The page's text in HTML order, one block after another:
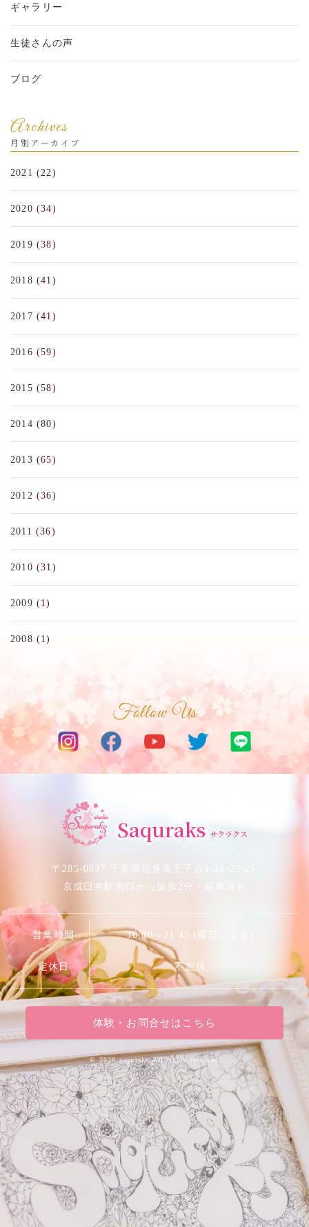
ギャラリー
生徒さんの声
ブログ
Archives
月別アーカイブ
2021 (22)
2020 (34)
2019 (38)
2018 (41)
2017 (41)
2016 (59)
2015 (58)
2014 (80)
2013 (65)
2012 (36)
2011 (36)
2010 (31)
2009 (1)
2008 (1)
Follow Us
Saquraks サクラクス
〒285-0837 千葉県佐倉市王子台1-24-25-2F
京成臼井駅南口から徒歩2分 / 駐車場有
営業時間 10:00～21:45 (曜日による)
定休日 不定休
体験・お問合せはこちら
©2026 saquraks.All rights reserved